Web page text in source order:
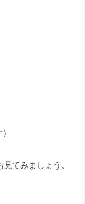
てみましょう。